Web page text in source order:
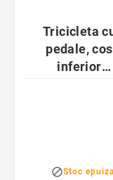
Tricicleta
pedale, cos
inferior
maxima 40
Stoc